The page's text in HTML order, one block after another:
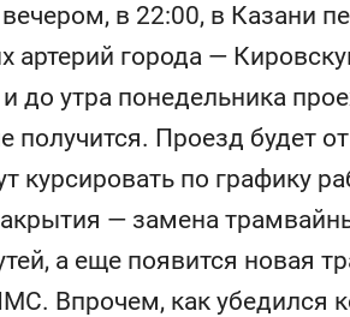
в 22:00, в Казани
артерий города —
до утра понедельника
получится. Проезд будет
курсировать по графику
— замена
а еще появится новая
Впрочем, как убедился
в дикой
и физическим
основа
команд
Мексика,
и вагон с
в
«Гонка